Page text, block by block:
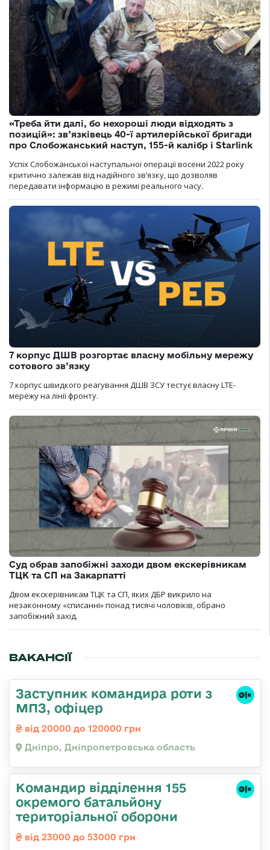
«Треба йти далі, бо нехороші люди відходять з
позицій»: зв’язківець 40-ї артилерійської бригади
про Слобожанський наступ, 155-й калібр і Starlink
Успіх Слобожанської наступальної операції восени 2022 року
критично залежав від надійного зв’язку, що дозволяв
передавати інформацію в режимі реального часу.
7 корпус ДШВ розгортає власну мобільну мережу
сотового зв’язку
7 корпус швидкого реагування ДШВ ЗСУ тестує власну LTE-
мережу на лінії фронту.
Суд обрав запобіжні заходи двом екскерівникам
ТЦК та СП на Закарпатті
Двом екскерівникам ТЦК та СП, яких ДБР викрило на
незаконному «списанні» понад тисячі чоловіків, обрано
запобіжний захід.
ВАКАНСІЇ
Заступник командира роти з
МПЗ, офіцер
від 20000 до 120000 грн
Дніпро, Дніпропетровська область
Командир відділення 155
окремого батальйону
територіальної оборони
від 23000 до 53000 грн